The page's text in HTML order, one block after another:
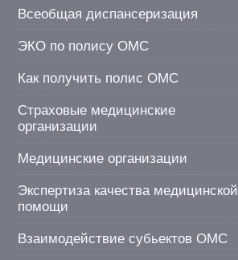
Всеобщая диспансеризация
ЭКО по полису ОМС
Как получить полис ОМС
Страховые медицинские
организации
Медицинские организации
Экспертиза качества медицинской
помощи
Взаимодействие субьектов ОМС